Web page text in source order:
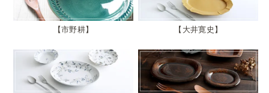
市野耕 大井寛史